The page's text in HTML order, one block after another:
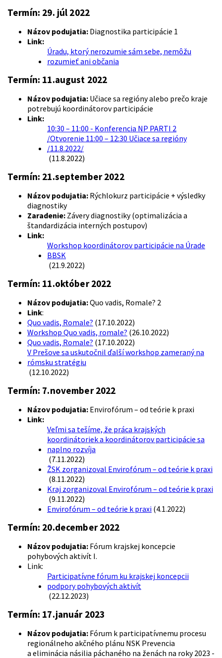
Termín: 29. júl 2022
Názov podujatia: Diagnostika participácie 1
Link:
Úradu, ktorý nerozumie sám sebe, nemôžu
rozumieť ani občania
Termín: 11.august 2022
Názov podujatia: Učiace sa regióny alebo prečo kraje
potrebujú koordinátorov participácie
Link:
10:30 – 11:00 - Konferencia NP PARTI 2
/Otvorenie 11:00 – 12:30 Učiace sa regióny
/11.8.2022/
(11.8.2022)
Termín: 21.september 2022
Názov podujatia: Rýchlokurz participácie + výsledky
diagnostiky
Zaradenie: Závery diagnostiky (optimalizácia a
štandardizácia interných postupov)
Link:
Workshop koordinátorov participácie na Úrade
BBSK
(21.9.2022)
Termín: 11.október 2022
Názov podujatia:Quo vadis, Romale? 2
Link:
Quo vadis, Romale? (17.10.2022)
Workshop Quo vadis, romale? (26.10.2022)
Quo vadis, Romale? (17.10.2022)
V Prešove sa uskutočnil ďalší workshop zameraný na
rómsku stratégiu
(12.10.2022)
Termín: 7.november 2022
Názov podujatia: Envirofórum – od teórie k praxi
Link:
Veľmi sa tešíme, že práca krajských
koordinátoriek a koordinátorov participácie sa
naplno rozvíja
(7.11.2022)
ŽSK zorganizoval Envirofórum – od teórie k praxi
(8.11.2022)
Kraj zorganizoval Envirofórum – od teórie k praxi
(9.11.2022)
Envirofórum – od teórie k praxi (4.1.2022)
Termín: 20.december 2022
Názov podujatia: Fórum krajskej koncepcie
pohybových aktivít I.
Link:
Participatívne fórum ku krajskej koncepcii
podpory pohybových aktivít
(22.12.2023)
Termín: 17.január 2023
Názov podujatia: Fórum k participatívnemu procesu
regionálneho akčného plánu NSK Prevencia
a eliminácia násilia páchaného na ženách na roky 2023 -